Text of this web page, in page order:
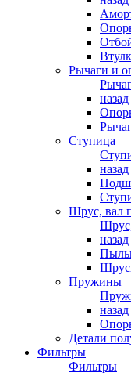
Рычаги и
назад
Ступица
назад
Шрус, вал
назад
Пружины
назад
Детали
Фильтры
Фильтры